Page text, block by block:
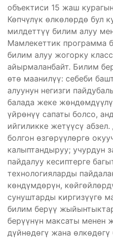
объектиси 15 жаш
Көпчүлүк өлкөлөрдө бул
милдеттүү билим алуу
Мамлекеттик программа
билим алуу жогорку
айырмаланбайт. Билим
өтө маанилүү: себеби
алуунун негизги
балада жеке
үйрөнүү сапаты болсо,
ийгиликке жетүүсү
болгон өзгөрүүлөргө
калыптандыруу; учурдун
пайдалуу кесиптерге
технологияларды
көндүмдөрүн,
сунуштарды киргизүүгө
билим берүү
берүүнүн максаты менен
дүйнөдөгү жана